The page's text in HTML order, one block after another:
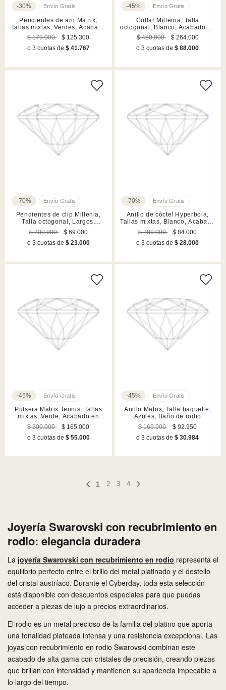
-30%
Pendientes de aro Matrix,
Tallas mixtas, Verdes, Acabado
en rodio
$ 179.000
$ 125.300
o 3 cuotas de $ 41.767
-45%
Collar Millenia, Talla
octogonal, Blanco, Acabado en
rodio
$ 480.000
$ 264.000
o 3 cuotas de$ 88.000
-70%
Pendientes de clip Millenia,
Talla octogonal, Largos,
Blancos, Acabado en rodio
$ 230.000
$ 69.000
o 3 cuotas de $ 23.000
-70%
Anillo de cóctel Hyperbola,
Tallas mixtas, Blanco, Acabado
en rodio
$ 280.000
$ 84.000
o 3 cuotas de$ 28.000
-45%
Pulsera Matrix Tennis, Tallas
mixtas, Verde, Acabado en
rodio
$ 300.000
$ 165.000
o 3 cuotas de $ 55.000
-45%
Anillo Matrix, Talla baguette,
Azules, Baño de rodio
$ 169.000
$ 92.950
o 3 cuotas de$ 30.984
1 2 3 4
Joyería Swarovski con recubrimiento en
rodio: elegancia duradera
La joyería Swarovski con recubrimiento en rodio representa el
equilibrio perfecto entre el brillo del metal platinado y el destello
del cristal austríaco. Durante el Cyberday, toda esta selección
está disponible con descuentos especiales para que puedas
acceder a piezas de lujo a precios extraordinarios.
El rodio es un metal precioso de la familia del platino que aporta
una tonalidad plateada intensa y una resistencia excepcional. Las
joyas con recubrimiento en rodio Swarovski combinan este
acabado de alta gama con cristales de precisión, creando piezas
que brillan con intensidad y mantienen su apariencia impecable a
lo largo del tiempo.